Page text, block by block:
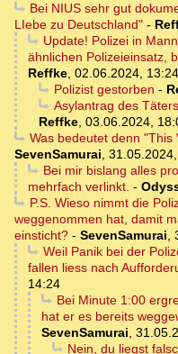
Bei NIUS sehr gut
LIebe zu Deutschland" -
Update! Polizei in
ähnlichen Polizeieinsatz,
Reffke, 02.06.2024, 13:24
Polizist gestorben -
Asylantrag des
Reffke, 03.06.2024,
Was bedeutet denn "This
SevenSamurai,
Bei mir bislang alles
mehrfach verlinkt. -
P.S. Wieso nimmt die
weggenommen hat, damit
einsticht? - SevenSamurai,
Weil Panik bei der
fallen liess nach
14:24
Bei Minute 1:00
hat er es bereits
SevenSamurai,
Nein, du liegst